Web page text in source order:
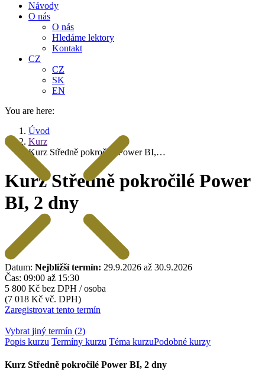
Návody
O nás
O nás
Hledáme lektory
Kontakt
CZ
CZ
SK
EN
You are here:
Úvod
Kurz
Kurz Středně pokročilé Power BI,…
Kurz Středně pokročilé Power
BI, 2 dny
Datum: Nejbližší termín: 29.9.2026 až 30.9.2026
Čas: 09:00 až 15:30
5 800 Kč bez DPH / osoba
(7 018 Kč vč. DPH)
Zaregistrovat tento termín
Vybrat jiný termín (2)
Popis kurzu Termíny kurzu Téma kurzuPodobné kurzy
Kurz Středně pokročilé Power BI, 2 dny